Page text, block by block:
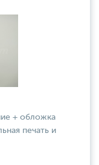
+ обложка
печать и